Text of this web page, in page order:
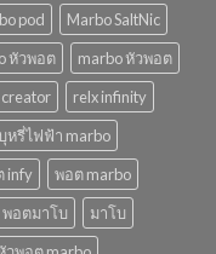
pod
Marbo SaltNic
หัวพอต
marbo หัวพอต
creator
relx infinity
หรี่ไฟฟ้า marbo
infy
พอต marbo
พอตมาโบ
มาโบ